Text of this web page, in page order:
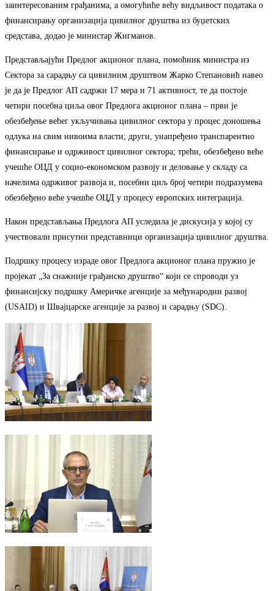
заинтересованим грађанима, а омогућиће већу видљивост података о
финансирању организација цивилног друштва из буџетских
средстава, додао је министар Жигманов.
Представљајући Предлог акционог плана, помоћник министра из
Сектора за сарадњу са цивилним друштвом Жарко Степановић навео
је да је Предлог АП садржи 17 мера и 71 активност, те да постоје
четири посебна циља овог Предлога акционог плана – први је
обезбеђење већег укључивања цивилног сектора у процес доношења
одлука на свим нивоима власти; други, унапређено транспарентно
финансирање и одрживост цивилног сектора; трећи, обезбеђено веће
учешће ОЦД у социо-економском развоју и деловање у складу са
начелима одрживог развоја и, посебни циљ број четири подразумева
обезбеђено веће учешће ОЦД у процесу европских интеграција.
Након представљања Предлога АП уследила је дискусија у којој су
учествовали присутни представници организација цивилног друштва.
Подршку процесу израде овог Предлога акционог плана пружио је
пројекат „За снажније грађанско друштво“ који се спроводи уз
финансијску подршку Америчке агенције за међународни развој
(USAID) и Швајцарске агенције за развој и сарадњу (SDC).